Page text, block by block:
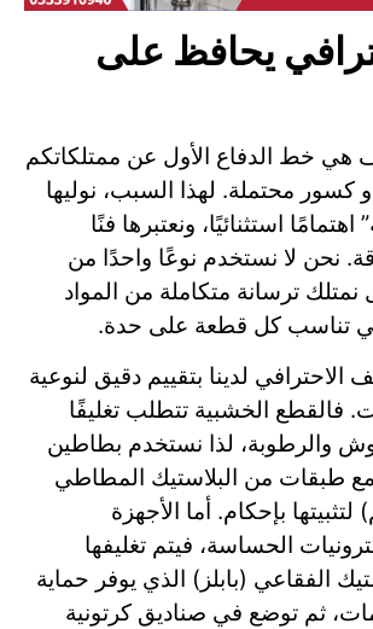
يحافظ على
هي خط الدفاع الأول عن ممتلكاتكم
محتملة. لهذا السبب، نوليها
استثنائيًا، ونعتبرها فنًا
نحن لا نستخدم نوعًا واحدًا من
نمتلك ترسانة متكاملة من المواد
تناسب كل قطعة على حدة.
الاحترافي لدينا بتقييم دقيق لنوعية
فالقطع الخشبية تتطلب تغليفًا
والرطوبة، لذا نستخدم بطاطين
طبقات من البلاستيك المطاطي
بإحكام. أما الأجهزة
الحساسة، فيتم تغليفها
الفقاعي (بابلز) الذي يوفر حماية
ثم توضع في صناديق كرتونية